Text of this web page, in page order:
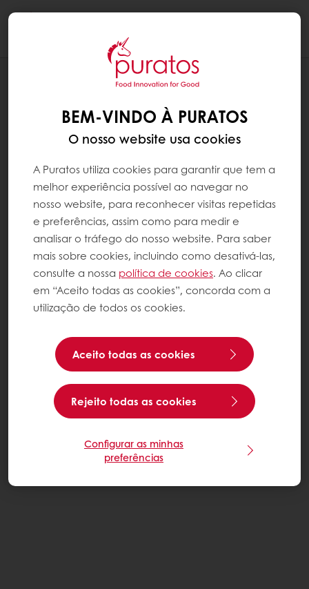
CONDIÇÕES GERAIS DE VENDA
BEM-VINDO À PURATOS
O nosso website usa cookies
A Puratos utiliza cookies para garantir que tem a
melhor experiência possível ao navegar no
nosso website, para reconhecer visitas repetidas
e preferências, assim como para medir e
analisar o tráfego do nosso website. Para saber
mais sobre cookies, incluindo como desativá-las,
consulte a nossa política de cookies. Ao clicar
em “Aceito todas as cookies”, concorda com a
utilização de todos os cookies.
Aceito todas as cookies
Rejeito todas as cookies
Configurar as minhas
preferências